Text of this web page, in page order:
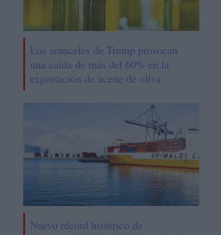
Los aranceles de Trump provocan
una caída de más del 60% en la
exportación de aceite de oliva
Nuevo récord histórico de